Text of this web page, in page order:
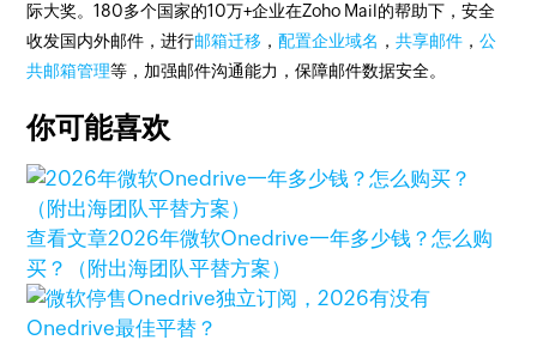
际大奖。180多个国家的10万+企业在Zoho Mail的帮助下，安全
收发国内外邮件，进行邮箱迁移 ，配置企业域名 ，共享邮件 ，公
共邮箱管理等，加强邮件沟通能力，保障邮件数据安全。
你可能喜欢
查看文章2026年微软Onedrive一年多少钱？怎么购
买？（附出海团队平替方案）